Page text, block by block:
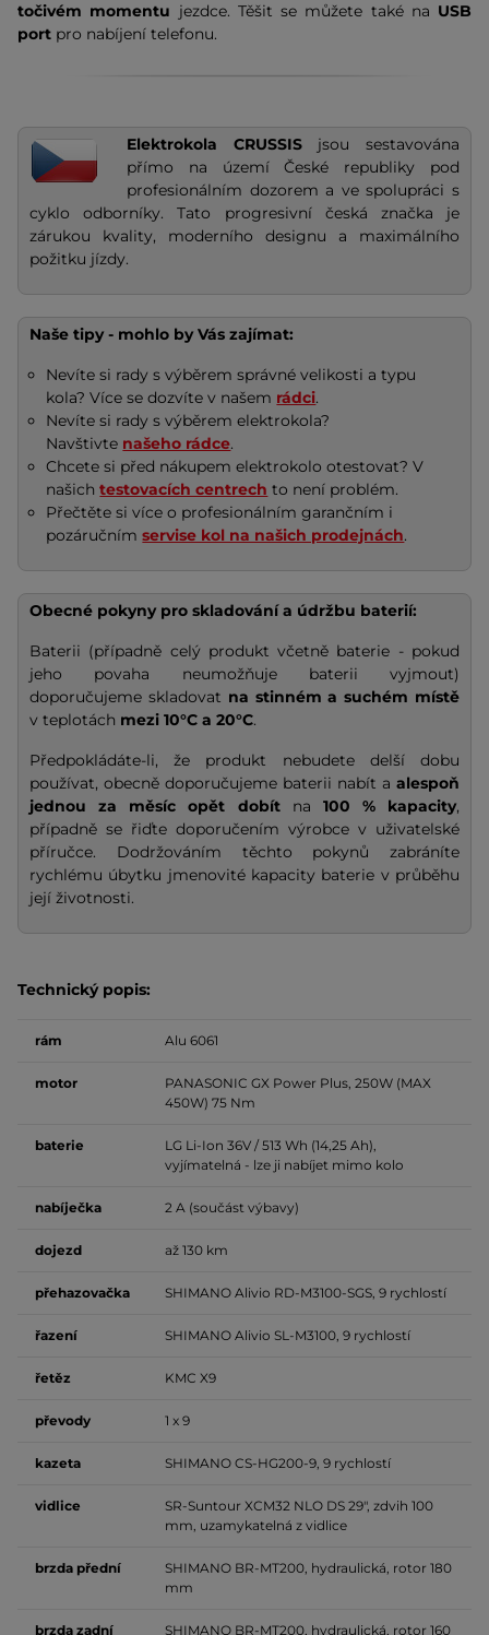
točivém momentu jezdce. Těšit se můžete také na USB
port pro nabíjení telefonu.
Elektrokola CRUSSISjsou sestavována
přímo na území České republiky pod
profesionálním dozorem a ve spolupráci s
cyklo odborníky. Tato progresivní česká značka je
zárukou kvality, moderního designu a maximálního
požitku jízdy.
Naše tipy - mohlo by Vás zajímat:
Nevíte si rady s výběrem správné velikosti a typu
kola? Více se dozvíte v našem rádci.
Nevíte si rady s výběrem elektrokola?
Navštivte našeho rádce.
Chcete si před nákupem elektrokolo otestovat? V
našichtestovacích centrech to není problém.
Přečtěte si více o profesionálním garančním i
pozáručnímservise kol na našich prodejnách.
Obecné pokyny pro skladování a údržbu baterií:
Baterii (případně celý produkt včetně baterie - pokud
jeho povaha neumožňuje baterii vyjmout)
doporučujeme skladovat na stinném a suchém místě
v teplotách mezi 10°C a 20°C.
Předpokládáte-li, že produkt nebudete delší dobu
používat, obecně doporučujeme baterii nabít a alespoň
jednou za měsíc opět dobítna 100 % kapacity,
případně se řiďte doporučením výrobce v uživatelské
příručce. Dodržováním těchto pokynů zabráníte
rychlému úbytku jmenovité kapacity baterie v průběhu
její životnosti.
Technický popis:
rám Alu 6061
motor
PANASONIC GX Power Plus, 250W (MAX
450W) 75 Nm
baterie
LG Li-Ion 36V / 513 Wh (14,25 Ah),
vyjímatelná - lze ji nabíjet mimo kolo
nabíječka 2 A (součást výbavy)
dojezd až 130 km
přehazovačka SHIMANO Alivio RD-M3100-SGS, 9 rychlostí
řazení SHIMANO Alivio SL-M3100, 9 rychlostí
řetěz KMC X9
převody 1 x 9
kazeta SHIMANO CS-HG200-9, 9 rychlostí
vidlice
SR-Suntour XCM32 NLO DS 29", zdvih 100
mm, uzamykatelná z vidlice
brzda přední
SHIMANO BR-MT200, hydraulická, rotor 180
mm
brzda zadní SHIMANO BR-MT200, hydraulická, rotor 160